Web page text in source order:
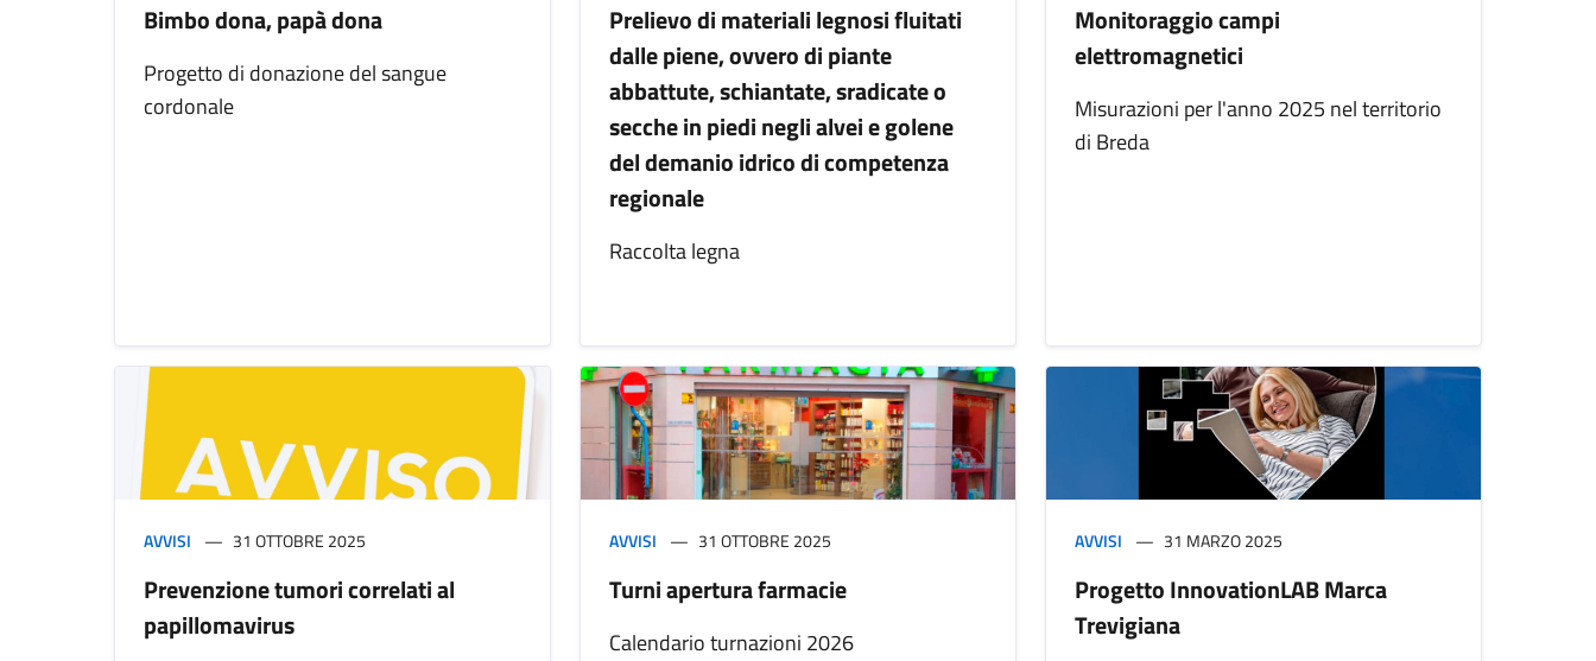
Bimbo dona, papà dona
Progetto di donazione del sangue
cordonale
Prelievo di materiali legnosi fluitati
dalle piene, ovvero di piante
abbattute, schiantate, sradicate o
secche in piedi negli alvei e golene
del demanio idrico di competenza
regionale
Raccolta legna
Monitoraggio campi
elettromagnetici
Misurazioni per l'anno 2025 nel territorio
di Breda
AVVISI 31 OTTOBRE 2025
Prevenzione tumori correlati al
papillomavirus
AVVISI 31 OTTOBRE 2025
Turni apertura farmacie
Calendario turnazioni 2026
AVVISI 31 MARZO 2025
Progetto InnovationLAB Marca
Trevigiana